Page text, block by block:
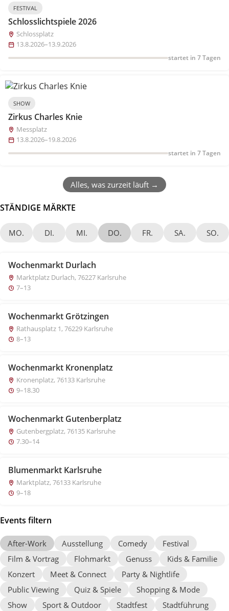
FESTIVAL
Schlosslichtspiele 2026
Schlossplatz
13.8.2026–13.9.2026
startet in 7 Tagen
SHOW
Zirkus Charles Knie
Messplatz
13.8.2026–19.8.2026
startet in 7 Tagen
Alles, was zurzeit läuft →
STÄNDIGE MÄRKTE
MO. DI. MI. DO. FR. SA. SO.
Wochenmarkt Durlach
Marktplatz Durlach, 76227 Karlsruhe
7–13
Wochenmarkt Grötzingen
Rathausplatz 1, 76229 Karlsruhe
8–13
Wochenmarkt Kronenplatz
Kronenplatz, 76133 Karlsruhe
9–18.30
Wochenmarkt Gutenberplatz
Gutenbergplatz, 76135 Karlsruhe
7.30–14
Blumenmarkt Karlsruhe
Marktplatz, 76133 Karlsruhe
9–18
Events filtern
After-Work Ausstellung Comedy
Festival
Film & Vortrag
Flohmarkt Genuss
Kids & Familie
Konzert
Meet & Connect
Party & Nightlife
Public Viewing
Quiz & Spiele
Shopping & Mode
Show
Sport & Outdoor Stadtfest
Stadtführung